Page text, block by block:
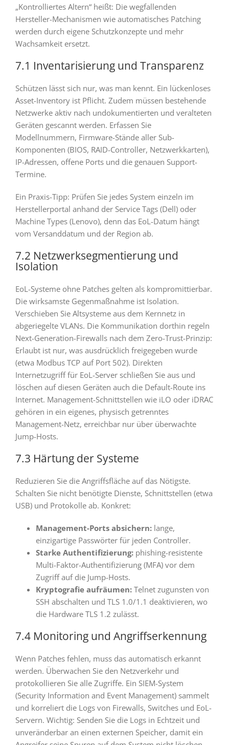
„Kontrolliertes Altern“ heißt: Die wegfallenden
Hersteller-Mechanismen wie automatisches Patching
werden durch eigene Schutzkonzepte und mehr
Wachsamkeit ersetzt.
7.1 Inventarisierung und Transparenz
Schützen lässt sich nur, was man kennt. Ein lückenloses
Asset-Inventory ist Pflicht. Zudem müssen bestehende
Netzwerke aktiv nach undokumentierten und veralteten
Geräten gescannt werden. Erfassen Sie
Modellnummern, Firmware-Stände aller Sub-
Komponenten (BIOS, RAID-Controller, Netzwerkkarten),
IP-Adressen, offene Ports und die genauen Support-
Termine.
Ein Praxis-Tipp: Prüfen Sie jedes System einzeln im
Herstellerportal anhand der Service Tags (Dell) oder
Machine Types (Lenovo), denn das EoL-Datum hängt
vom Versanddatum und der Region ab.
7.2 Netzwerksegmentierung und
Isolation
EoL-Systeme ohne Patches gelten als kompromittierbar.
Die wirksamste Gegenmaßnahme ist Isolation.
Verschieben Sie Altsysteme aus dem Kernnetz in
abgeriegelte VLANs. Die Kommunikation dorthin regeln
Next-Generation-Firewalls nach dem Zero-Trust-Prinzip:
Erlaubt ist nur, was ausdrücklich freigegeben wurde
(etwa Modbus TCP auf Port 502). Direkten
Internetzugriff für EoL-Server schließen Sie aus und
löschen auf diesen Geräten auch die Default-Route ins
Internet. Management-Schnittstellen wie iLO oder iDRAC
gehören in ein eigenes, physisch getrenntes
Management-Netz, erreichbar nur über überwachte
Jump-Hosts.
7.3 Härtung der Systeme
Reduzieren Sie die Angriffsfläche auf das Nötigste.
Schalten Sie nicht benötigte Dienste, Schnittstellen (etwa
USB) und Protokolle ab. Konkret:
Management-Ports absichern: lange,
einzigartige Passwörter für jeden Controller.
Starke Authentifizierung: phishing-resistente
Multi-Faktor-Authentifizierung (MFA) vor dem
Zugriff auf die Jump-Hosts.
Kryptografie aufräumen: Telnet zugunsten von
SSH abschalten und TLS 1.0/1.1 deaktivieren, wo
die Hardware TLS 1.2 zulässt.
7.4 Monitoring und Angriffserkennung
Wenn Patches fehlen, muss das automatisch erkannt
werden. Überwachen Sie den Netzverkehr und
protokollieren Sie alle Zugriffe. Ein SIEM-System
(Security Information and Event Management) sammelt
und korreliert die Logs von Firewalls, Switches und EoL-
Servern. Wichtig: Senden Sie die Logs in Echtzeit und
unveränderbar an einen externen Speicher, damit ein